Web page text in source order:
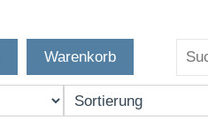
Warenkorb